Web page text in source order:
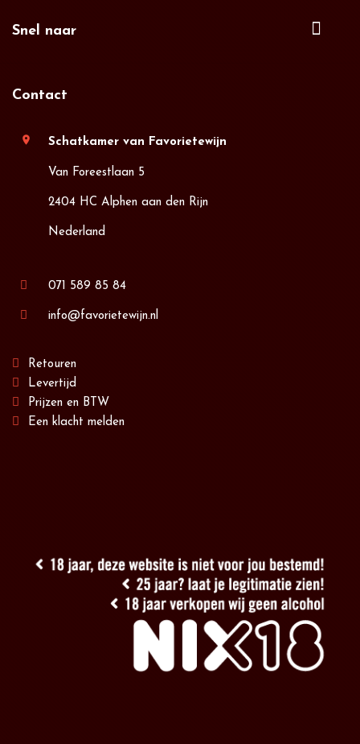
Snel naar
Contact
location_on Schatkamer van Favorietewijn
Van Foreestlaan 5
2404 HC Alphen aan den Rijn
Nederland
071 589 85 84
info@favorietewijn.nl
Retouren
Levertijd
Prijzen en BTW
Een klacht melden